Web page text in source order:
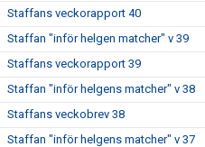
Staffans veckorapport 40
Staffan "inför helgen matcher" v 39
Staffans veckorapport 39
Staffan "inför helgens matcher" v 38
Staffans veckobrev 38
Staffan "inför helgens matcher" v 37